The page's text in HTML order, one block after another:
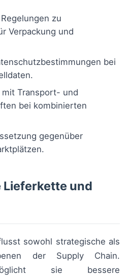
zu
Verpackung und
bei
Transport- und
bei kombinierten
gegenüber
Lieferkette und
sowohl strategische als
der Supply Chain.
sie bessere